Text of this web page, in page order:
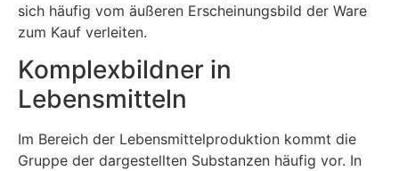
sich häufig vom äußeren Erscheinungsbild der Ware
zum Kauf verleiten.
Komplexbildner in
Lebensmitteln
Im Bereich der Lebensmittelproduktion kommt die
Gruppe der dargestellten Substanzen häufig vor. In